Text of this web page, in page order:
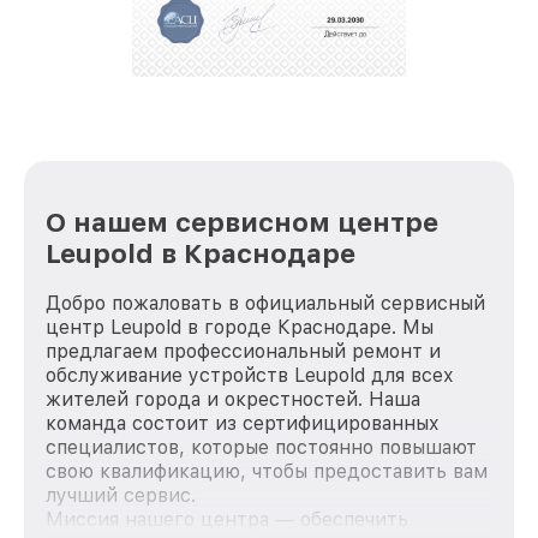
положительные отзывы и обрели отличную
репутацию. Мы постоянно совершенствуемся и
О нашем сервисном центре
Leupold в Краснодаре
Добро пожаловать в официальный сервисный
центр Leupold в городе Краснодаре. Мы
предлагаем профессиональный ремонт и
обслуживание устройств Leupold для всех
жителей города и окрестностей. Наша
команда состоит из сертифицированных
специалистов, которые постоянно повышают
свою квалификацию, чтобы предоставить вам
лучший сервис.
Миссия нашего центра — обеспечить